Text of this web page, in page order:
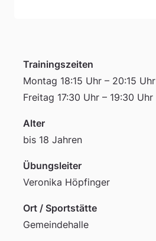
Trainingszeiten
Montag 18:15 Uhr – 20:15 Uhr
Freitag 17:30 Uhr – 19:30 Uhr
Alter
bis 18 Jahren
Übungsleiter
Veronika Höpfinger
Ort / Sportstätte
Gemeindehalle